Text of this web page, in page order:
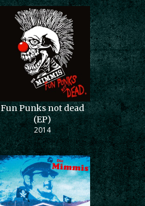
Fun Punks not dead
(EP)
2014